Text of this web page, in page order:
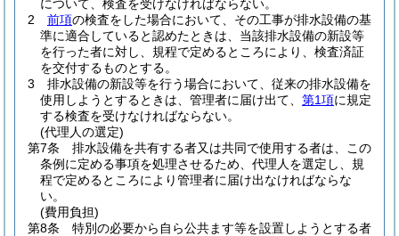
について、検査を受けなければならない。
2
前項の検査をした場合において、その工事が排水設備の基
準に適合していると認めたときは、当該排水設備の新設等
を行った者に対し、規程で定めるところにより、検査済証
を交付するものとする。
3
排水設備の新設等を行う場合において、従来の排水設備を
使用しようとするときは、管理者に届け出て、 第1項に規定
する検査を受けなければならない。
(代理人の選定)
第7条
排水設備を共有する者又は共同で使用する者は、この
条例に定める事項を処理させるため、代理人を選定し、規
程で定めるところにより管理者に届け出なければならな
い。
(費用負担)
第8条
特別の必要から自ら公共ます等を設置しようとする者